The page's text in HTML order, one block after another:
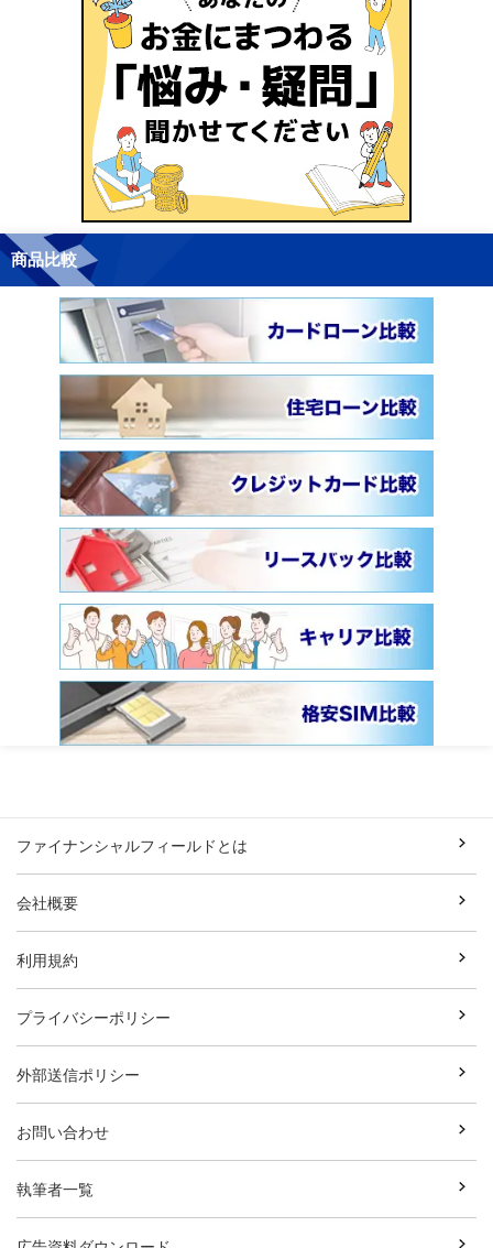
商品比較
ファイナンシャルフィールドとは
会社概要
利用規約
プライバシーポリシー
外部送信ポリシー
お問い合わせ
執筆者一覧